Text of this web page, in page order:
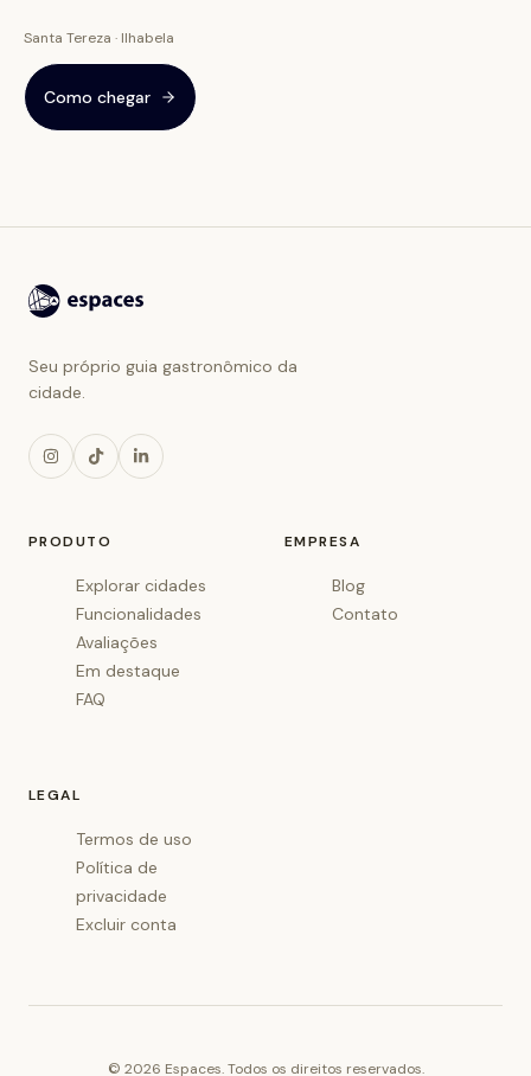
Santa Tereza · Ilhabela
Como chegar
Seu próprio guia gastronômico da
cidade.
PRODUTO
Explorar cidades
Funcionalidades
Avaliações
Em destaque
FAQ
EMPRESA
Blog
Contato
LEGAL
Termos de uso
Política de
privacidade
Excluir conta
© 2026 Espaces. Todos os direitos reservados.